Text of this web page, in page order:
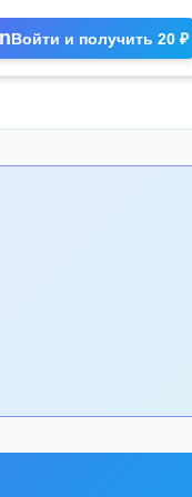
Войти и получить 20 ₽